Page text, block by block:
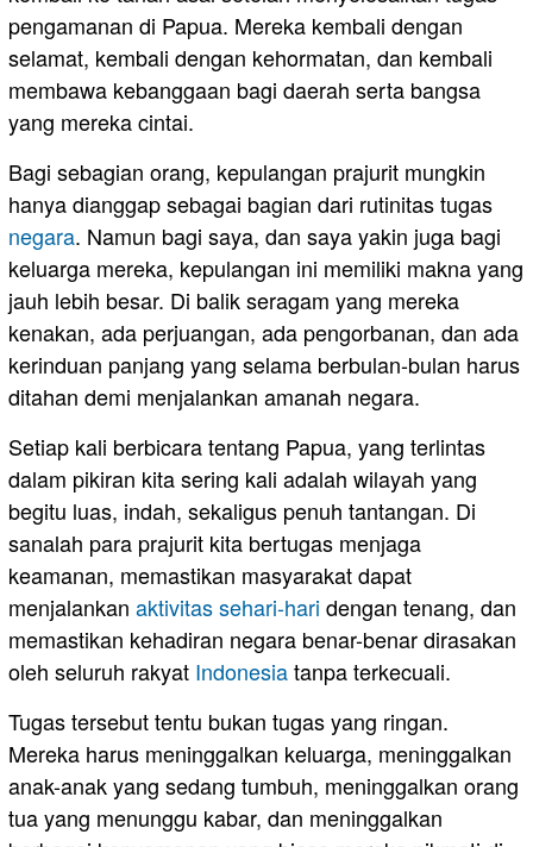
pengamanan di Papua. Mereka kembali dengan
selamat, kembali dengan kehormatan, dan kembali
membawa kebanggaan bagi daerah serta bangsa
yang mereka cintai.
Bagi sebagian orang, kepulangan prajurit mungkin
hanya dianggap sebagai bagian dari rutinitas tugas
negara. Namun bagi saya, dan saya yakin juga bagi
keluarga mereka, kepulangan ini memiliki makna yang
jauh lebih besar. Di balik seragam yang mereka
kenakan, ada perjuangan, ada pengorbanan, dan ada
kerinduan panjang yang selama berbulan-bulan harus
ditahan demi menjalankan amanah negara.
Setiap kali berbicara tentang Papua, yang terlintas
dalam pikiran kita sering kali adalah wilayah yang
begitu luas, indah, sekaligus penuh tantangan. Di
sanalah para prajurit kita bertugas menjaga
keamanan, memastikan masyarakat dapat
menjalankan aktivitas sehari-hari dengan tenang, dan
memastikan kehadiran negara benar-benar dirasakan
oleh seluruh rakyat Indonesiatanpa terkecuali.
Tugas tersebut tentu bukan tugas yang ringan.
Mereka harus meninggalkan keluarga, meninggalkan
anak-anak yang sedang tumbuh, meninggalkan orang
tua yang menunggu kabar, dan meninggalkan